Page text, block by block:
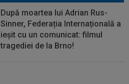
După moartea lui Adrian Rus-
Sinner, Federația Internațională a
ieșit cu un comunicat: filmul
tragediei de la Brno!